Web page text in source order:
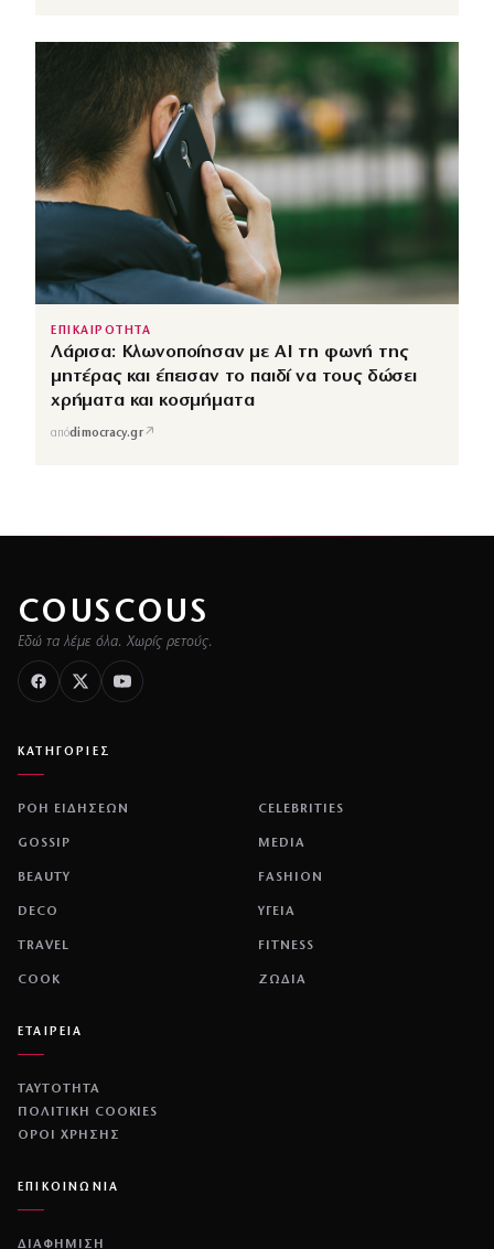
ΕΠΙΚΑΙΡΟΤΗΤΑ
Λάρισα: Κλωνοποίησαν με AI τη φωνή της
μητέρας και έπεισαν το παιδί να τους δώσει
χρήματα και κοσμήματα
απόdimocracy.gr↗
COUSCOUS
Εδώ τα λέμε όλα. Χωρίς ρετούς.
ΚΑΤΗΓΟΡΙΕΣ
ΡΟΗ ΕΙΔΗΣΕΩΝ CELEBRITIES
GOSSIP MEDIA
BEAUTY FASHION
DECO ΥΓΕΙΑ
TRAVEL FITNESS
COOK ΖΩΔΙΑ
ΕΤΑΙΡΕΙΑ
ΤΑΥΤΟΤΗΤΑ
ΠΟΛΙΤΙΚΉ COOKIES
ΌΡΟΙ ΧΡΉΣΗΣ
ΕΠΙΚΟΙΝΩΝΙΑ
ΔΙΑΦΗΜΙΣΗ